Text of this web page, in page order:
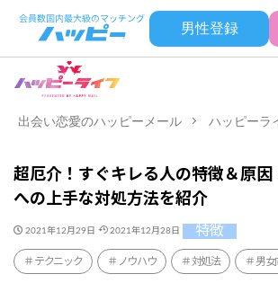
男性登録
出会い恋愛のハッピーメール ハッピーラ
超厄介！すぐキレる人の特徴＆原因
への上手な対処方法を紹介
2021年12月29日 2021年12月28日 特徴
テクニック ノウハウ 対処法 男女